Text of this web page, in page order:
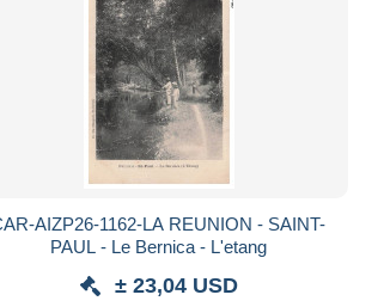
AIZP26-1162-LA REUNION - SAINT-
PAUL - Le Bernica - L'etang
± 23,04 USD